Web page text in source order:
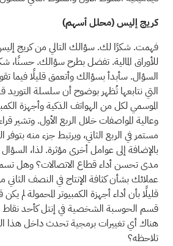
كريج إليس (محلل أسهم)
فهمت. شكرًا لك. سؤالك التالي من كريج
للأوراق المالية. تفضل بطرح سؤالك. حسنًا،
السؤال. سأبدأ بسؤالك وأتعمق قليلًا فيما
التي نتابعها تُظهر بوضوح أن سلسلة
الموسمي لكل من الهواتف الذكية وأجهزة
وعالية المواصفات خلال الربع الأول. وتشير
مستمر في الربع الثاني، ويرتبط جزء منه بتوفر
بالإضافة إلى عوامل أخرى مؤثرة. لذا،
مدى تحسن أداء قطاع الاتصالات؟ وهل
عملائك بشأن كثافة الإنتاج في النصف
قليلًا بأن أداء أجهزة الكمبيوتر المحمولة لم يكن
قسم الحوسبة الشخصية في إنتل كأحد نقاط
هناك أي تغييرات برمجية تحدث داخل هذا
تلاحظه؟